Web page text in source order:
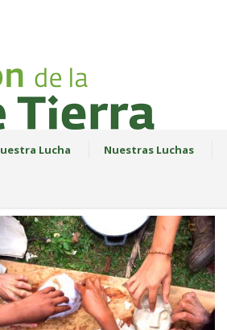
Lucha Nuestras Luchas